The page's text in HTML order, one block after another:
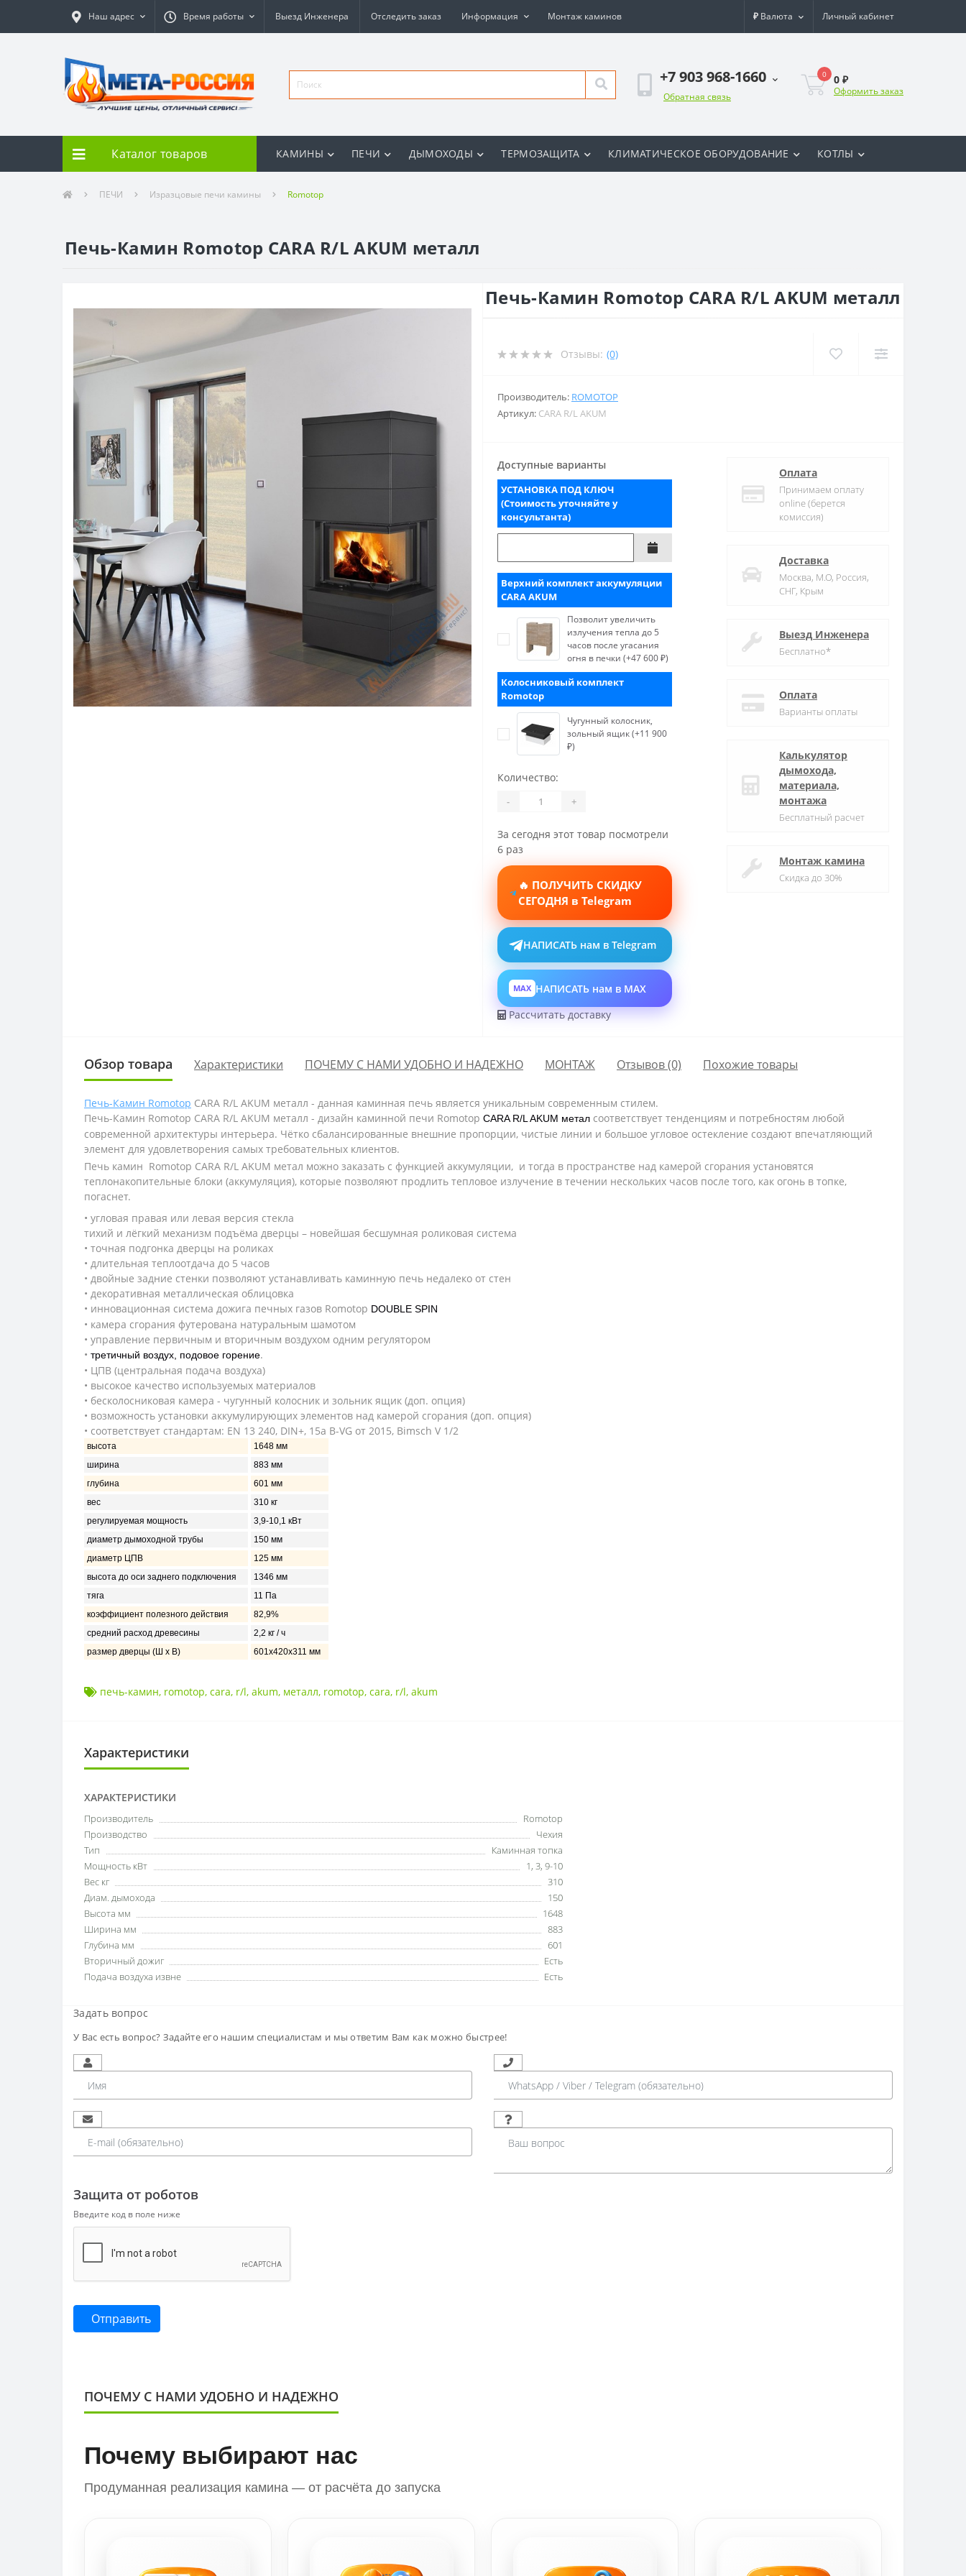
Наш адрес Время работы Выезд Инженера Отследить заказ Информация Монтаж каминов ₽ Валюта Личный кабинет
+7 903 968-1660
Обратная связь
0 0 ₽
Оформить заказ
Каталог товаров КАМИНЫ ПЕЧИ ДЫМОХОДЫ ТЕРМОЗАЩИТА КЛИМАТИЧЕСКОЕ ОБОРУДОВАНИЕ КОТЛЫ
ПЕЧИ Изразцовые печи камины Romotop
Печь-Камин Romotop CARA R/L AKUM металл
Печь-Камин Romotop CARA R/L AKUM металл
Отзывы: (0)
Производитель: ROMOTOP
Артикул: CARA R/L AKUM
Доступные варианты
УСТАНОВКА ПОД КЛЮЧ
(Стоимость уточняйте у
консультанта)
Верхний комплект аккумуляции
CARA AKUM
Позволит увеличить
излучения тепла до 5
часов после угасания
огня в печки (+47 600 ₽)
Колосниковый комплект
Romotop
Чугунный колосник,
зольный ящик (+11 900
₽)
Количество:
- +
За сегодня этот товар посмотрели
6 раз
🔥 ПОЛУЧИТЬ СКИДКУ
СЕГОДНЯ в Telegram
НАПИСАТЬ нам в Telegram
MAX НАПИСАТЬ нам в MAX
Рассчитать доставку
Оплата
Принимаем оплату
online (берется
комиссия)
Доставка
Москва, М.О, Россия,
СНГ, Крым
Выезд Инженера
Бесплатно*
Оплата
Варианты оплаты
Калькулятор
дымохода,
материала,
монтажа
Бесплатный расчет
Монтаж камина
Скидка до 30%
Обзор товара Характеристики ПОЧЕМУ С НАМИ УДОБНО И НАДЕЖНО МОНТАЖ Отзывов (0) Похожие товары
Печь-Камин Romotop CARA R/L AKUM металл - данная каминная печь является уникальным современным стилем.
Печь-Камин Romotop CARA R/L AKUM металл - дизайн каминной печи Romotop CARA R/L AKUM метал соответствует тенденциям и потребностям любой
современной архитектуры интерьера. Чётко сбалансированные внешние пропорции, чистые линии и большое угловое остекление создают впечатляющий
элемент для удовлетворения самых требовательных клиентов.
Печь камин Romotop CARA R/L AKUM метал можно заказать с функцией аккумуляции, и тогда в пространстве над камерой сгорания установятся
теплонакопительные блоки (аккумуляция), которые позволяют продлить тепловое излучение в течении нескольких часов после того, как огонь в топке,
погаснет.
• угловая правая или левая версия стекла
тихий и лёгкий механизм подъёма дверцы – новейшая бесшумная роликовая система
• точная подгонка дверцы на роликах
• длительная теплоотдача до 5 часов
• двойные задние стенки позволяют устанавливать каминную печь недалеко от стен
• декоративная металлическая облицовка
• инновационная система дожига печных газов Romotop DOUBLE SPIN
• камера сгорания футерована натуральным шамотом
• управление первичным и вторичным воздухом одним регулятором
• третичный воздух, подовое горение.
• ЦПВ (центральная подача воздуха)
• высокое качество используемых материалов
• бесколосниковая камера - чугунный колосник и зольник ящик (доп. опция)
• возможность установки аккумулирующих элементов над камерой сгорания (доп. опция)
• соответствует стандартам: EN 13 240, DIN+, 15a B-VG от 2015, Bimsch V 1/2
высота
1648 мм
ширина
883 мм
глубина
601 мм
вес
310 кг
регулируемая мощность
3,9-10,1 кВт
диаметр дымоходной трубы
150 мм
диаметр ЦПВ
125 мм
высота до оси заднего подключения
1346 мм
тяга
11 Па
коэффициент полезного действия
82,9%
средний расход древесины
2,2 кг / ч
размер дверцы (Ш х В)
601x420x311 мм
печь-камин, romotop, cara, r/l, akum, металл, romotop, cara, r/l, akum
Характеристики
ХАРАКТЕРИСТИКИ
Производитель
Romotop
Производство
Чехия
Тип
Каминная топка
Мощность кВт
1, 3, 9-10
Вес кг
310
Диам. дымохода
150
Высота мм
1648
Ширина мм
883
Глубина мм
601
Вторичный дожиг
Есть
Подача воздуха извне
Есть
Задать вопрос
У Вас есть вопрос? Задайте его нашим специалистам и мы ответим Вам как можно быстрее!
Защита от роботов
Введите код в поле ниже
Отправить
ПОЧЕМУ С НАМИ УДОБНО И НАДЕЖНО
Почему выбирают нас
Продуманная реализация камина — от расчёта до запуска